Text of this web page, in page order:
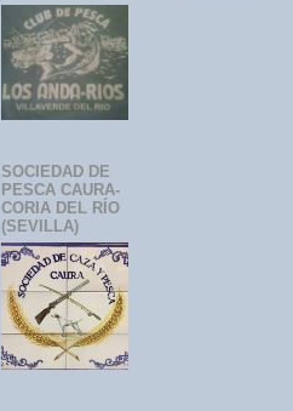
SOCIEDAD DE
PESCA CAURA-
CORIA DEL RÍO
(SEVILLA)